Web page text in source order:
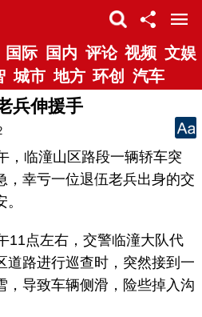
国际 国内 评论 视频 文娱
城市 地方 环创 汽车
兵伸援手
临潼山区路段一辆轿车突
，幸亏一位退伍老兵出身的交
点左右，交警临潼大队代
道路进行巡查时，突然接到一
，导致车辆侧滑，险些掉入沟